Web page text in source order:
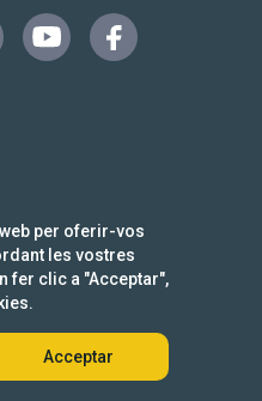
per oferir-vos
les vostres
fer clic a "Acceptar",
Acceptar